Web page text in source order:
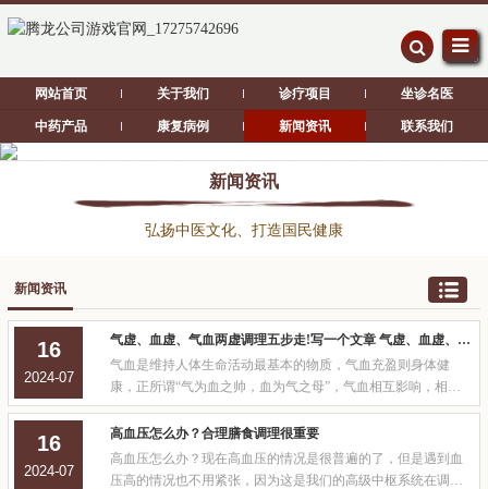
网站首页 关于我们 诊疗项目 坐诊名医
中药产品 康复病例 新闻资讯 联系我们
新闻资讯
弘扬中医文化、打造国民健康
新闻资讯
16
2024-07
气虚、血虚、气血两虚调理五步走!写一个文章 气虚、血虚、气血两虚调理五步走！
气血是维持人体生命活动最基本的物质，气血充盈则身体健
康，正所谓“气为血之帅，血为气之母”，气血相互影响，相互
依赖，如果出现一个亏损，都会给健康带来一定影响!气虚：出
现气虚者，大多数由于体内生化不足或者耗散太过所导致，主
要表现欲精神倦怠，困乏物理，容易眩晕，抵抗力差等等!血
虚：出现血虚这，多是由于失血过
16
2024-07
高血压怎么办？合理膳食调理很重要
高血压怎么办？现在高血压的情况是很普遍的了，但是遇到血
压高的情况也不用紧张，因为这是我们的高级中枢系统在调节